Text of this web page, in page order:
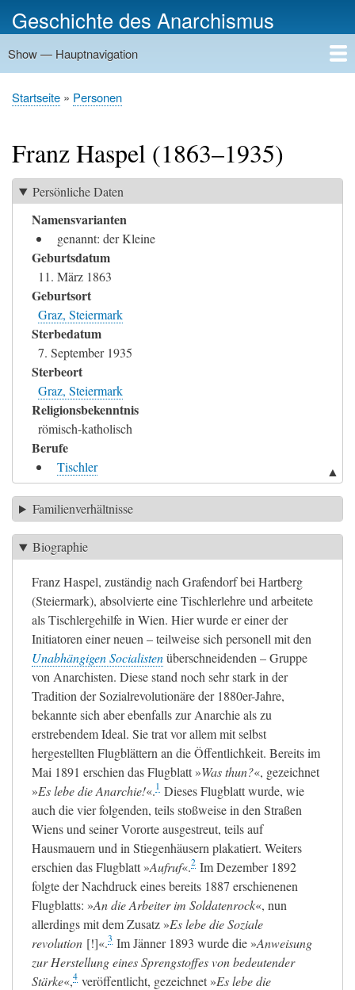
zum
Geschichte des Anarchismus
Hauptnavigation
Show — Hauptnavigation
Startseite
Geschichte
Personen
Gruppierungen
Ereignisse
Zeitungen
Schriftenreihen
Verlage
Treffpunkte
Rundwege
Orte
Bilder
Kategorien
Pfadnavigation
Startseite Personen
Franz Haspel (1863–1935)
Persönliche Daten
Namensvarianten
genannt: der Kleine
Geburtsdatum
11. März 1863
Geburtsort
Graz, Steiermark
Sterbedatum
7. September 1935
Sterbeort
Graz, Steiermark
Religionsbekenntnis
römisch-katholisch
Berufe
Tischler ▲
Familienverhältnisse
Biographie
Franz Haspel, zuständig nach Grafendorf bei Hartberg
(Steiermark), absolvierte eine Tischlerlehre und arbeitete
als Tischlergehilfe in Wien. Hier wurde er einer der
Initiatoren einer neuen – teilweise sich personell mit den
Unabhängigen Socialistenüberschneidenden – Gruppe
von Anarchisten. Diese stand noch sehr stark in der
Tradition der Sozialrevolutionäre der 1880er-Jahre,
bekannte sich aber ebenfalls zur Anarchie als zu
erstrebendem Ideal. Sie trat vor allem mit selbst
hergestellten Flugblättern an die Öffentlichkeit. Bereits im
Mai 1891 erschien das Flugblatt »Was thun?«, gezeichnet
»Es lebe die Anarchie!«.1 Dieses Flugblatt wurde, wie
auch die vier folgenden, teils stoßweise in den Straßen
Wiens und seiner Vororte ausgestreut, teils auf
Hausmauern und in Stiegenhäusern plakatiert. Weiters
erschien das Flugblatt »Aufruf«.2 Im Dezember 1892
folgte der Nachdruck eines bereits 1887 erschienenen
Flugblatts: »An die Arbeiter im Soldatenrock«, nun
allerdings mit dem Zusatz »Es lebe die Soziale
revolution [!]«.3 Im Jänner 1893 wurde die »Anweisung
zur Herstellung eines Sprengstoffes von bedeutender
Stärke«,4 veröffentlicht, gezeichnet »Es lebe die